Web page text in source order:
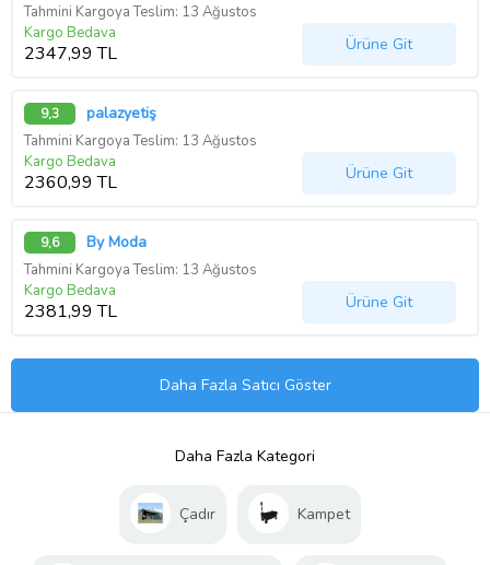
Tahmini Kargoya Teslim: 13 Ağustos
Kargo Bedava
2347,99 TL Ürüne Git
9,3 palazyetiş
Tahmini Kargoya Teslim: 13 Ağustos
Kargo Bedava
2360,99 TL Ürüne Git
9,6 By Moda
Tahmini Kargoya Teslim: 13 Ağustos
Kargo Bedava
2381,99 TL Ürüne Git
Daha Fazla Satıcı Göster
Daha Fazla Kategori
Çadır Kampet